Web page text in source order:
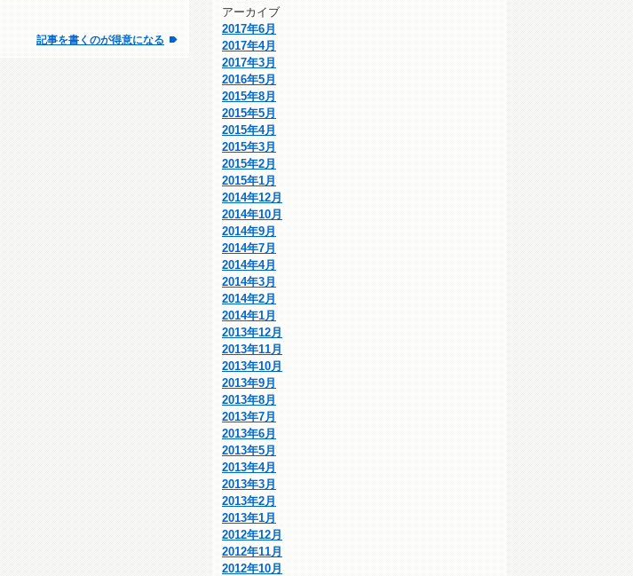
記事を書くのが得意になる
アーカイブ
2017年6月
2017年4月
2017年3月
2016年5月
2015年8月
2015年5月
2015年4月
2015年3月
2015年2月
2015年1月
2014年12月
2014年10月
2014年9月
2014年7月
2014年4月
2014年3月
2014年2月
2014年1月
2013年12月
2013年11月
2013年10月
2013年9月
2013年8月
2013年7月
2013年6月
2013年5月
2013年4月
2013年3月
2013年2月
2013年1月
2012年12月
2012年11月
2012年10月